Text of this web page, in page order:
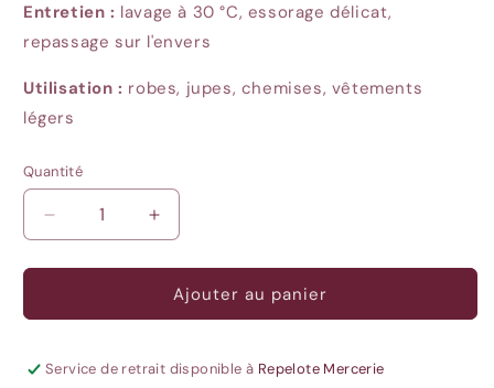
Entretien : lavage à 30 °C, essorage délicat,
repassage sur l'envers
Utilisation : robes, jupes, chemises, vêtements
légers
Quantité
Quantité
Réduire
la
quantité
Viscose
Geoia
Augmenter
la
quantité
de
Viscose
Geoia
Ajouter au panier
Service de retrait disponible à Repelote Mercerie